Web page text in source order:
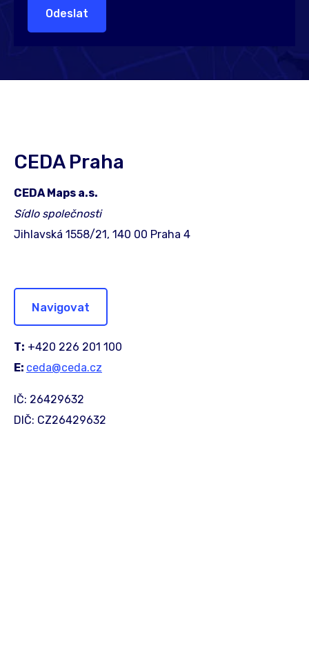
Odeslat
CEDA Praha
CEDA Maps a.s.
Sídlo společnosti
Jihlavská 1558/21, 140 00 Praha 4
Navigovat
T: +420 226 201 100
E: ceda@ceda.cz
IČ: 26429632
DIČ: CZ26429632